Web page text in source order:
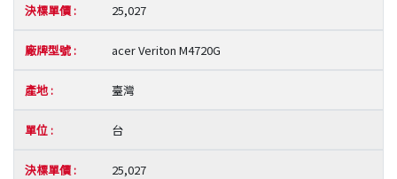
25,027
acer Veriton M4720G
臺灣
台
25,027